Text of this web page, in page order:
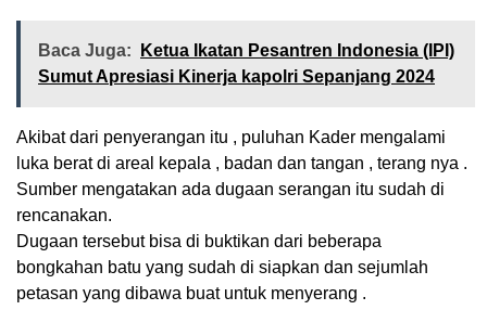
Baca Juga:
Ketua Ikatan Pesantren Indonesia (IPI)
Sumut Apresiasi Kinerja kapolri Sepanjang 2024
Akibat dari penyerangan itu , puluhan Kader mengalami
luka berat di areal kepala , badan dan tangan , terang nya .
Sumber mengatakan ada dugaan serangan itu sudah di
rencanakan.
Dugaan tersebut bisa di buktikan dari beberapa
bongkahan batu yang sudah di siapkan dan sejumlah
petasan yang dibawa buat untuk menyerang .